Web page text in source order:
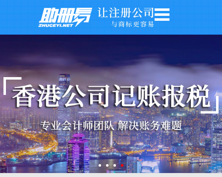
网站首页
记账报税
关于我们
公司风采